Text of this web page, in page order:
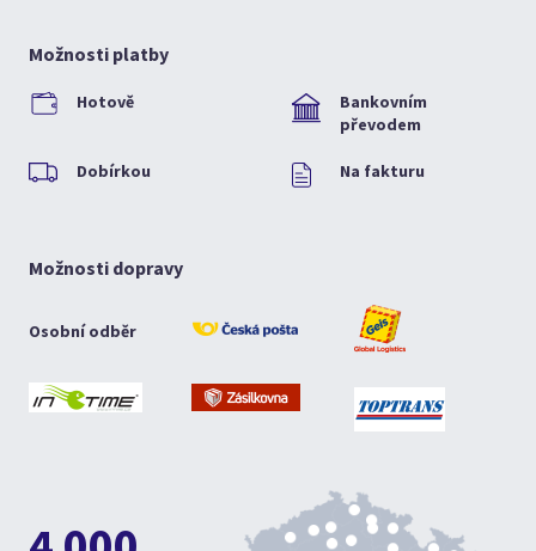
Možnosti platby
Hotově
Bankovním
převodem
Dobírkou Na fakturu
Možnosti dopravy
Osobní odběr